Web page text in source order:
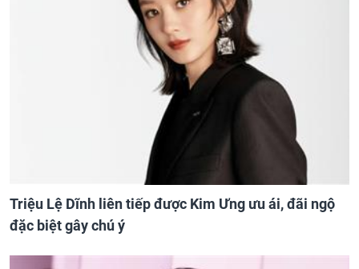
Triệu Lệ Dĩnh liên tiếp được Kim Ưng ưu ái, đãi ngộ
đặc biệt gây chú ý